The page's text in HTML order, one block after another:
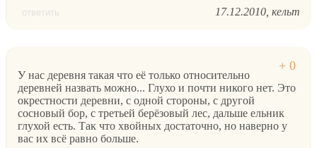
ответить 17.12.2010 кельт
У нас деревня такая что её только относительно
деревней назвать можно... Глухо и почти никого нет. Это
окрестности деревни, с одной стороны, с другой
сосновый бор, с третьей берёзовый лес, дальше ельник
глухой есть. Так что хвойных достаточно, но наверно у
вас их всё равно больше.